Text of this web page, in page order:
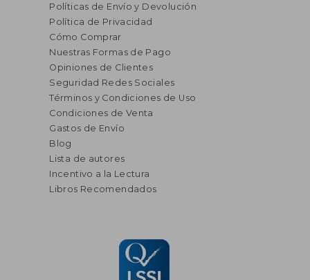
Políticas de Envío y Devolución
Política de Privacidad
Cómo Comprar
Nuestras Formas de Pago
Opiniones de Clientes
Seguridad Redes Sociales
Términos y Condiciones de Uso
Condiciones de Venta
Gastos de Envío
Blog
Lista de autores
Incentivo a la Lectura
Libros Recomendados